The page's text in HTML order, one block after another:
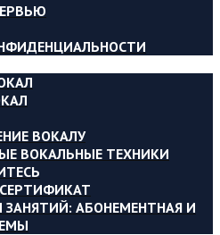
ВОКАЛУ
ВОКАЛЬНЫЕ ТЕХНИКИ
АБОНЕМЕНТНАЯ И